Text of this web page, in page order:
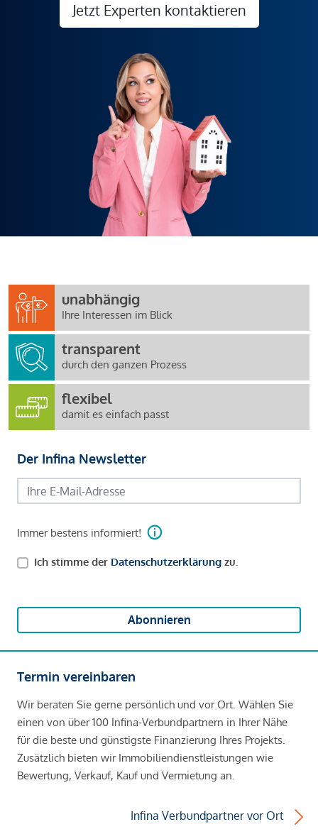
Jetzt Experten kontaktieren
unabhängig
Ihre Interessen im Blick
transparent
durch den ganzen Prozess
flexibel
damit es einfach passt
Der Infina Newsletter
Immer bestens informiert!
Ich stimme der Datenschutzerklärung zu.
Abonnieren
Termin vereinbaren
Wir beraten Sie gerne persönlich und vor Ort. Wählen Sie
einen von über 100 Infina-Verbundpartnern in Ihrer Nähe
für die beste und günstigste Finanzierung Ihres Projekts.
Zusätzlich bieten wir Immobiliendienstleistungen wie
Bewertung, Verkauf, Kauf und Vermietung an.
Infina Verbundpartner vor Ort